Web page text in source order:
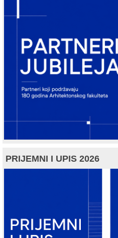
PRIJEMNI I UPIS 2026